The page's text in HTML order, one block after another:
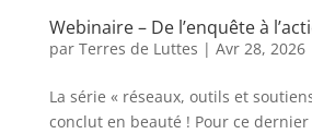
Webinaire – De l’enquête à
par Terres de Luttes | Avr 28, 2026
La série « réseaux, outils et
conclut en beauté ! Pour ce